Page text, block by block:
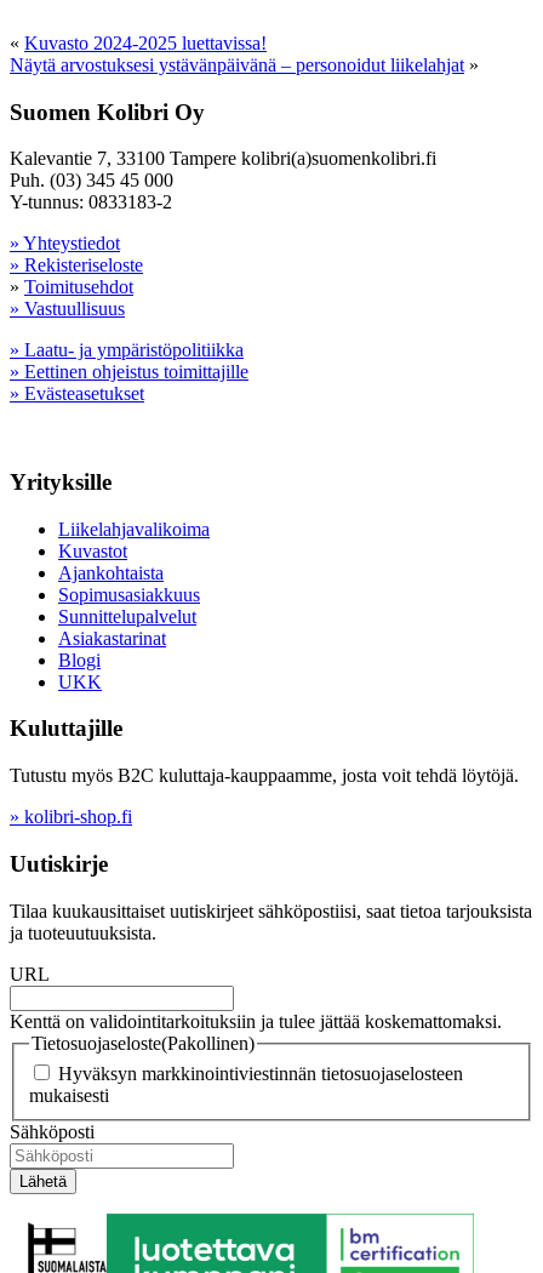
« Kuvasto 2024-2025 luettavissa!
Näytä arvostuksesi ystävänpäivänä – personoidut liikelahjat »
Suomen Kolibri Oy
Kalevantie 7, 33100 Tampere kolibri(a)suomenkolibri.fi
Puh. (03) 345 45 000
Y-tunnus: 0833183-2
» Yhteystiedot
» Rekisteriseloste
» Toimitusehdot
» Vastuullisuus
» Laatu- ja ympäristöpolitiikka
» Eettinen ohjeistus toimittajille
» Evästeasetukset
Yrityksille
Liikelahjavalikoima
Kuvastot
Ajankohtaista
Sopimusasiakkuus
Sunnittelupalvelut
Asiakastarinat
Blogi
UKK
Kuluttajille
Tutustu myös B2C kuluttaja-kauppaamme, josta voit tehdä löytöjä.
» kolibri-shop.fi
Uutiskirje
Tilaa kuukausittaiset uutiskirjeet sähköpostiisi, saat tietoa tarjouksista
ja tuoteuutuuksista.
URL
Kenttä on validointitarkoituksiin ja tulee jättää koskemattomaksi.
Tietosuojaseloste(Pakollinen)
Hyväksyn markkinointiviestinnän tietosuojaselosteen
mukaisesti
Sähköposti